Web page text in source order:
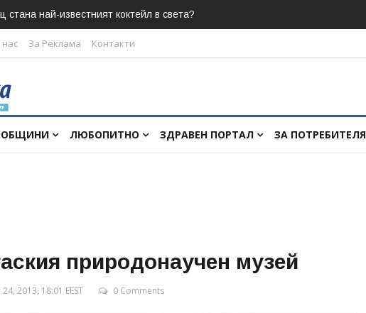
стана най-известният коктейл в света?
нас За Реклама Контакти
ОБЩИНИ ЛЮБОПИТНО ЗДРАВЕН ПОРТАЛ ЗА ПОТРЕБИТЕЛЯ
природонаучен музей
2013, 18:01 EEST 0 Comments